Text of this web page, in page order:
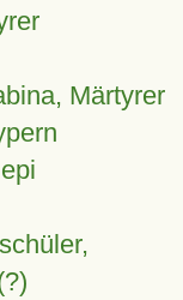
Märtyrer